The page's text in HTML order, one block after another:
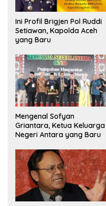
Ini Profil Brigjen Pol Ruddi
Setiawan, Kapolda Aceh
yang Baru
Mengenal Sofyan
Griantara, Ketua Keluarga
Negeri Antara yang Baru